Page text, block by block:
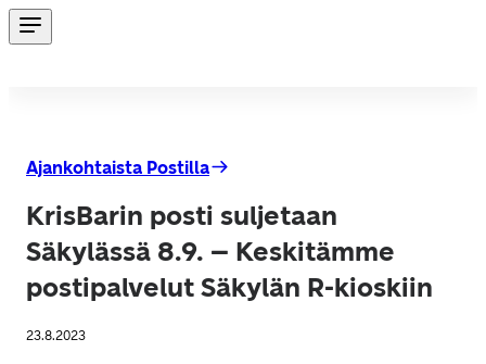
Ajankohtaista Postilla
KrisBarin posti suljetaan
Säkylässä 8.9. – Keskitämme
postipalvelut Säkylän R-kioskiin
23.8.2023